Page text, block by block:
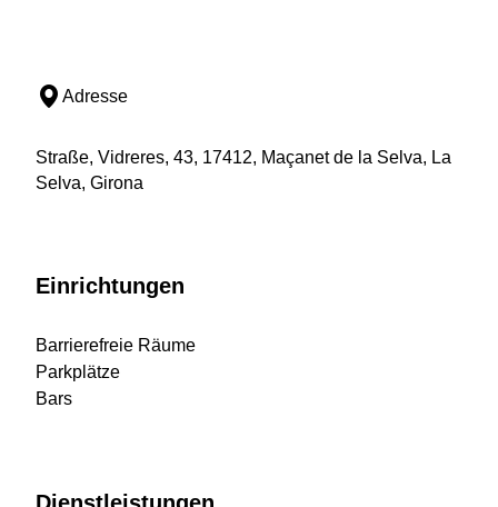
Adresse
Straße, Vidreres, 43, 17412, Maçanet de la Selva, La
Selva, Girona
Einrichtungen
Barrierefreie Räume
Parkplätze
Bars